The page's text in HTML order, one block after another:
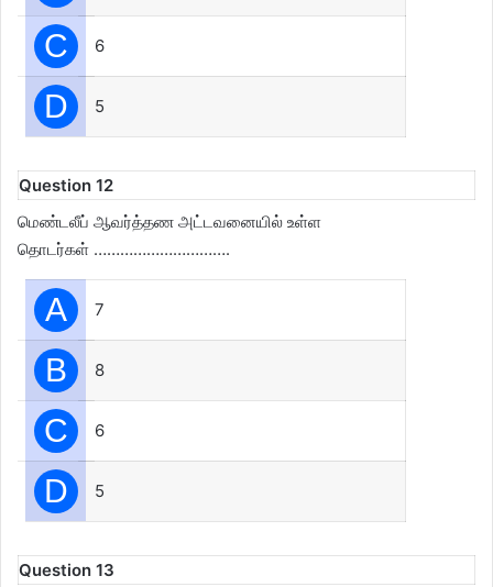
C 6
D 5
Question 12
மெண்டலீப் ஆவர்த்தண அட்டவனையில் உள்ள
தொடர்கள் ………………………….
A 7
B 8
C 6
D 5
Question 13